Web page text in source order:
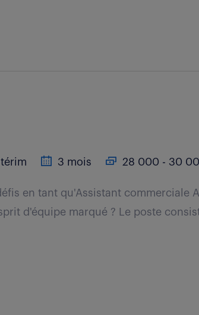
3 mois 28 000 - 30
en tant qu'Assistant commerciale
d'équipe marqué ? Le poste